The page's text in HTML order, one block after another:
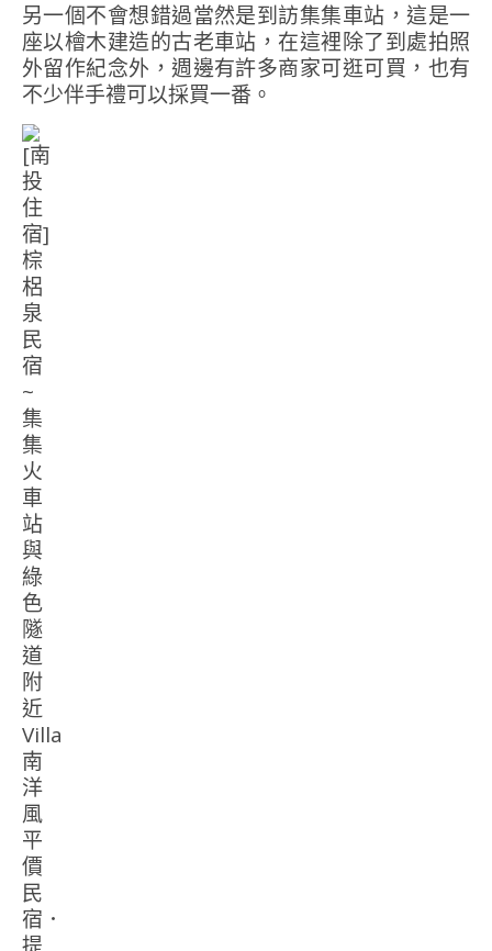
另一個不會想錯過當然是到訪集集車站，這是一
座以檜木建造的古老車站，在這裡除了到處拍照
外留作紀念外，週邊有許多商家可逛可買，也有
不少伴手禮可以採買一番。